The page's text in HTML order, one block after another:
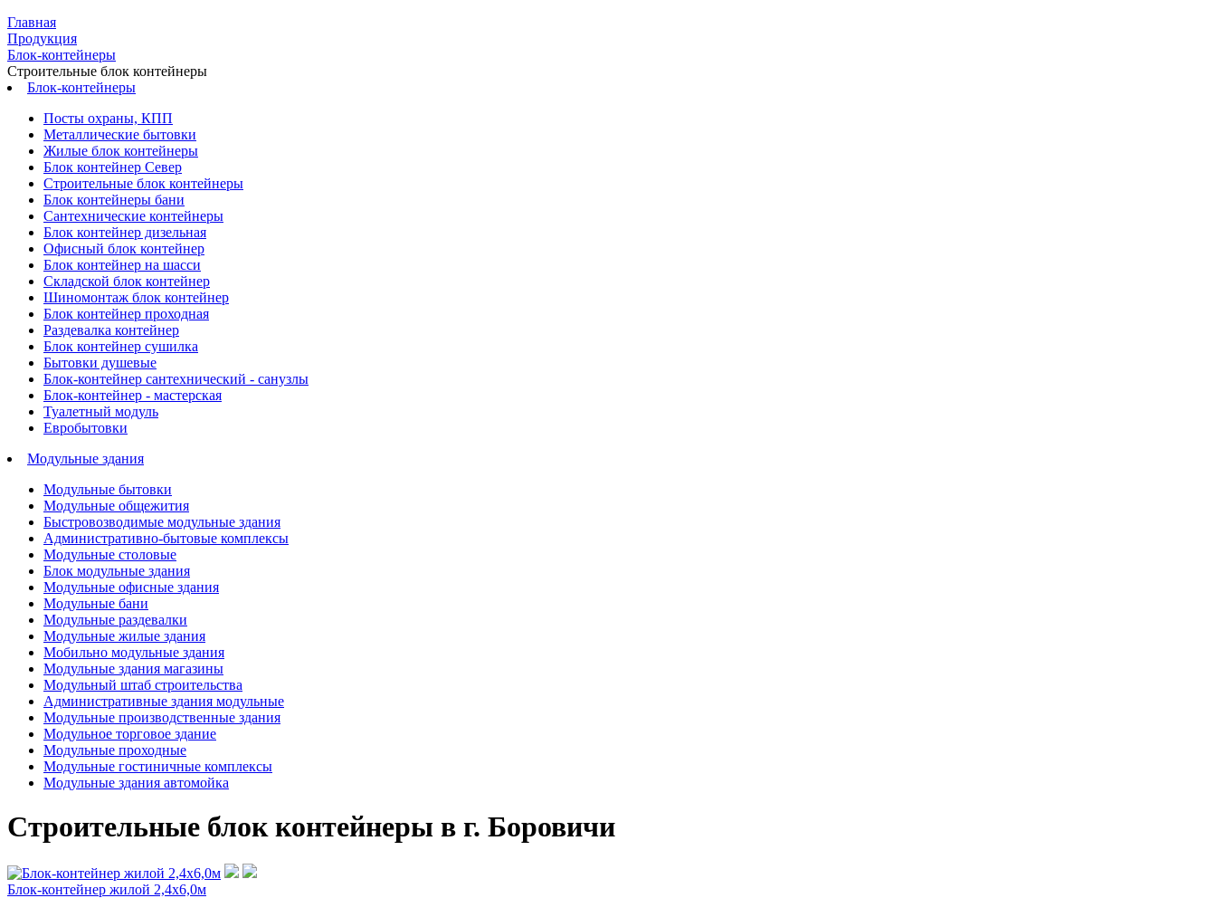
Главная
Продукция
Блок-контейнеры
Строительные блок контейнеры
Блок-контейнеры
Посты охраны, КПП
Металлические бытовки
Жилые блок контейнеры
Блок контейнер Север
Строительные блок контейнеры
Блок контейнеры бани
Сантехнические контейнеры
Блок контейнер дизельная
Офисный блок контейнер
Блок контейнер на шасси
Складской блок контейнер
Шиномонтаж блок контейнер
Блок контейнер проходная
Раздевалка контейнер
Блок контейнер сушилка
Бытовки душевые
Блок-контейнер сантехнический - санузлы
Блок-контейнер - мастерская
Туалетный модуль
Евробытовки
Модульные здания
Модульные бытовки
Модульные общежития
Быстровозводимые модульные здания
Административно-бытовые комплексы
Модульные столовые
Блок модульные здания
Модульные офисные здания
Модульные бани
Модульные раздевалки
Модульные жилые здания
Мобильно модульные здания
Модульные здания магазины
Модульный штаб строительства
Административные здания модульные
Модульные производственные здания
Модульное торговое здание
Модульные проходные
Модульные гостиничные комплексы
Модульные здания автомойка
Строительные блок контейнеры в г. Боровичи
Блок-контейнер жилой 2,4х6,0м